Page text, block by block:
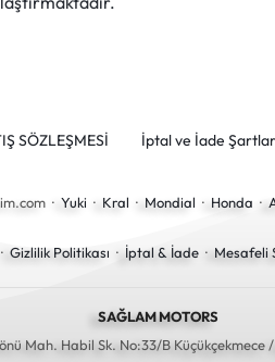
SÖZLEŞMESİ İptal ve İade
· Yuki · Kral · Mondial · Honda ·
· Gizlilik Politikası · İptal & İade· Mesafeli
SAĞLAM MOTORS
Mah. Habil Sk. No:33/B Küçükçekmece